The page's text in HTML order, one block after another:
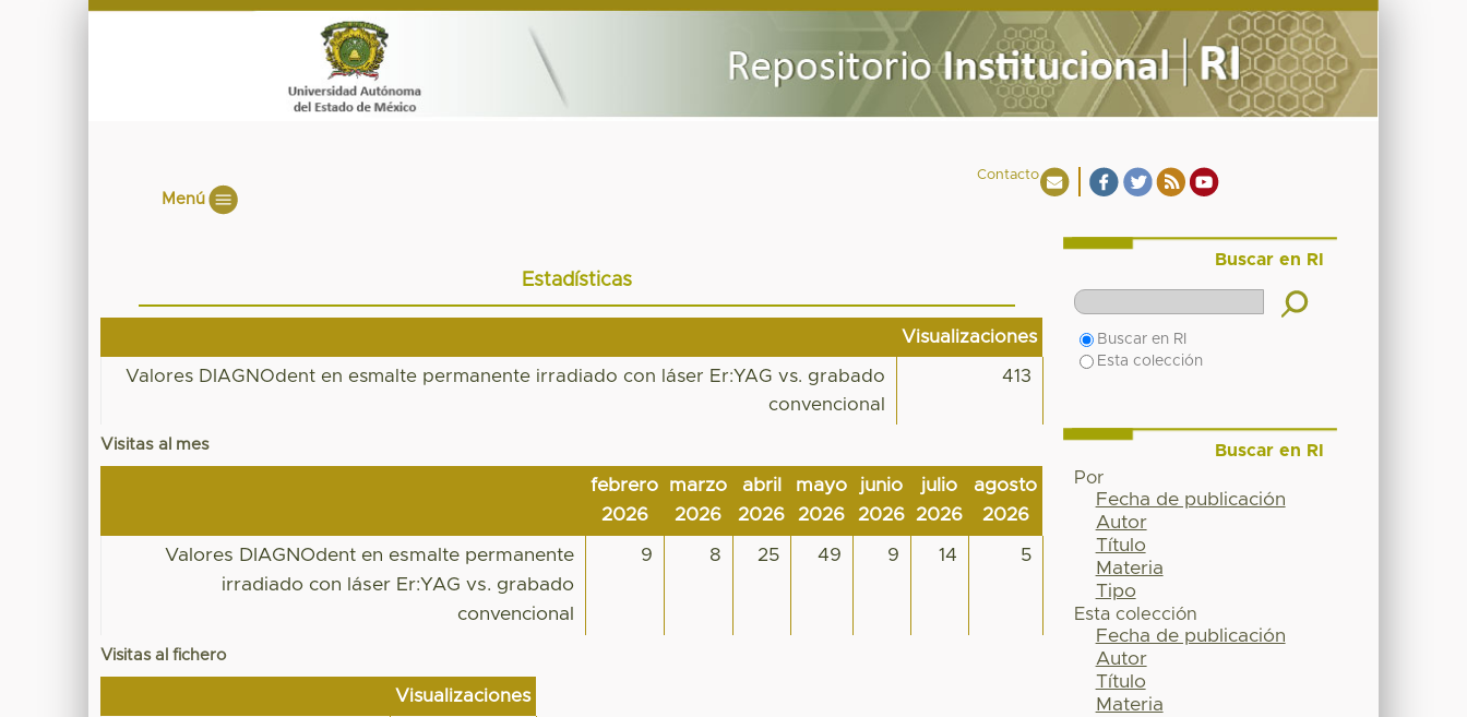
Contacto
Menú
Estadísticas
Visualizaciones
Valores DIAGNOdent en esmalte permanente irradiado con láser Er:YAG vs. grabado
convencional
413
Visitas al mes
febrero
2026
marzo
2026
abril
2026
mayo
2026
junio
2026
julio
2026
agosto
2026
Valores DIAGNOdent en esmalte permanente
irradiado con láser Er:YAG vs. grabado
convencional
9 8 25 49 9 14 5
Visitas al fichero
Visualizaciones
Buscar en RI
Buscar en RI
Esta colección
Buscar en RI
Por
Fecha de publicación
Autor
Título
Materia
Tipo
Esta colección
Fecha de publicación
Autor
Título
Materia